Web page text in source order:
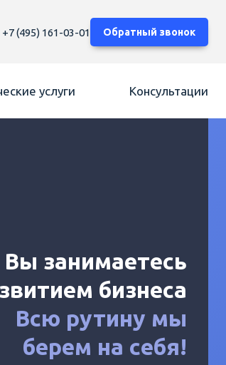
+7 (495) 161-03-01 Обратный звонок
услуги Консультации
Вы занимаетесь
бизнеса
Всю рутину мы
берем на себя!